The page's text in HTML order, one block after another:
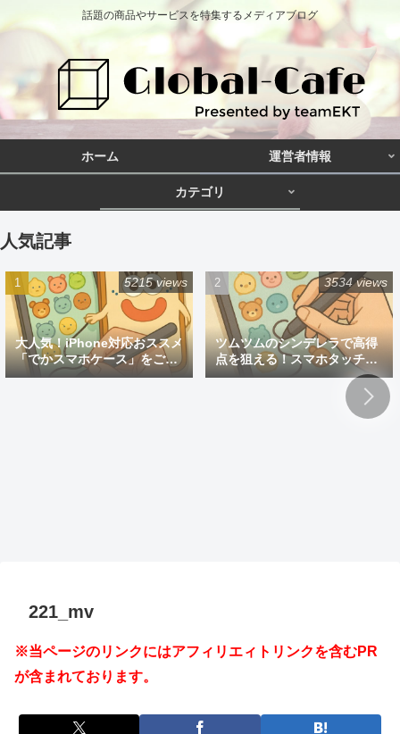
話題の商品やサービスを特集するメディアブログ
ホーム 運営者情報
カテゴリ
人気記事
大人気！iPhone対応おススメ
「でかスマホケース」をご紹
介
5215 views
ツムツムのシンデレラで高得
点を狙える！スマホタッチペ
ン
3534 views
221_mv
※当ページのリンクにはアフィリエィトリンクを含むPR
が含まれております。